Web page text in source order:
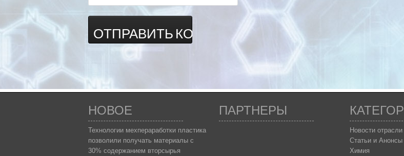
НОВОЕ
Технологии мехпераработки пластика
позволили получать материалы с
30% содержанием вторсырья
ПАРТНЕРЫ
Новости отрасли
Статьи и Анонсы
Химия